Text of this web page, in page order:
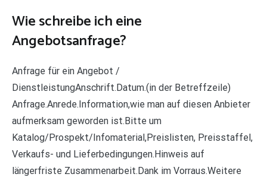
Wie schreibe ich eine
Angebotsanfrage?
Anfrage für ein Angebot /
DienstleistungAnschrift.Datum.(in der Betreffzeile)
Anfrage.Anrede.Information,wie man auf diesen Anbieter
aufmerksam geworden ist.Bitte um
Katalog/Prospekt/Infomaterial,Preislisten, Preisstaffel,
Verkaufs- und Lieferbedingungen.Hinweis auf
längerfriste Zusammenarbeit.Dank im Vorraus.Weitere